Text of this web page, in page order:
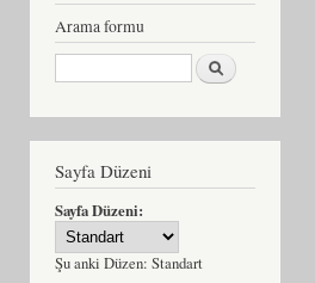
Arama formu
Ara
Sayfa Düzeni
Sayfa Düzeni:
Şu anki Düzen: Standart